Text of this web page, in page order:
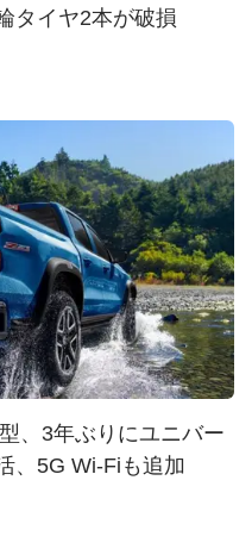
タイヤ2本が破損
、3年ぶりにユニバー
、5G Wi-Fiも追加